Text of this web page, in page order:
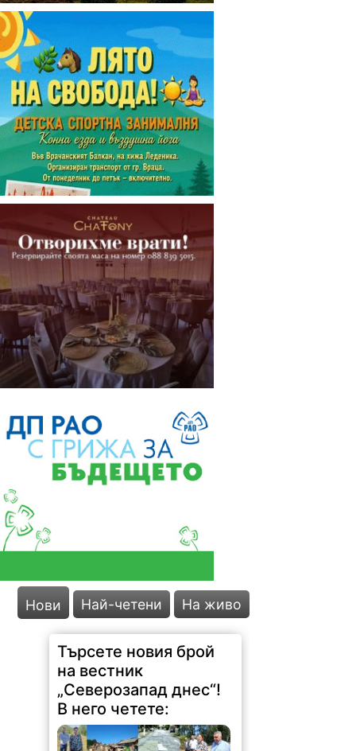
Нови Най-четени На живо
Търсете новия брой
на вестник
„Северозапад днес“!
В него четете: